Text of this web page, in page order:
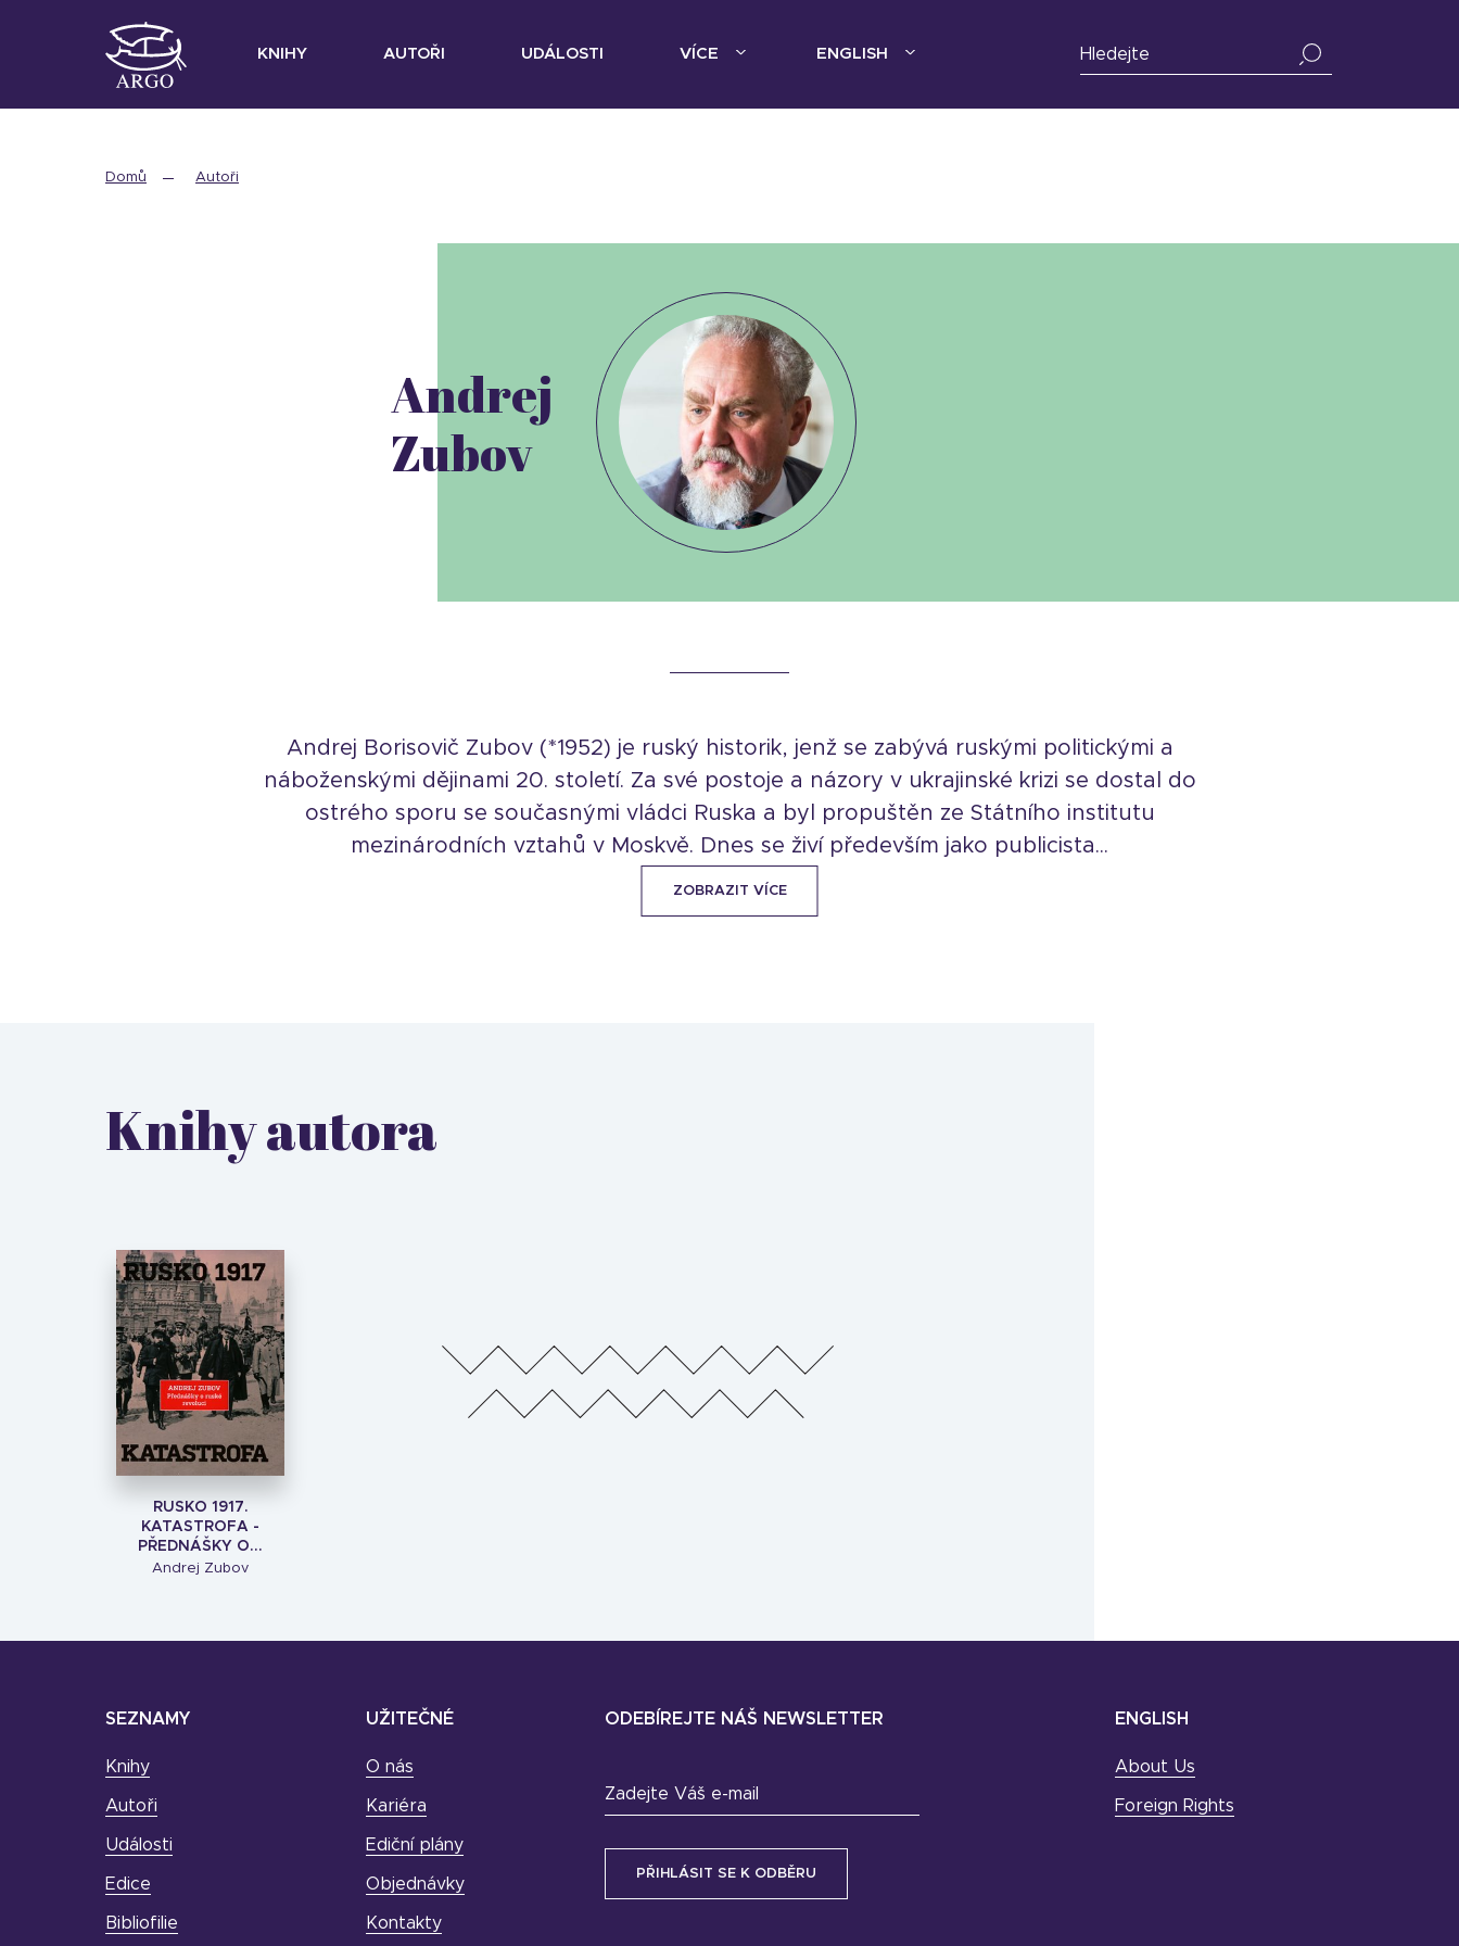
KNIHY AUTOŘI UDÁLOSTI VÍCE ENGLISH
Domů Autoři
Andrej
Zubov
Andrej Borisovič Zubov (*1952) je ruský historik, jenž se zabývá ruskými politickými a
náboženskými dějinami 20. století. Za své postoje a názory v ukrajinské krizi se dostal do
ostrého sporu se současnými vládci Ruska a byl propuštěn ze Státního institutu
mezinárodních vztahů v Moskvě. Dnes se živí především jako publicista...
ZOBRAZIT VÍCE
Knihy autora
RUSKO 1917.
KATASTROFA -
PŘEDNÁŠKY O...
Andrej Zubov
SEZNAMY
Knihy
Autoři
Události
Edice
Bibliofilie
UŽITEČNÉ
O nás
Kariéra
Ediční plány
Objednávky
Kontakty
ODEBÍREJTE NÁŠ NEWSLETTER
Zadejte Váš e-mail
ENGLISH
About Us
Foreign Rights